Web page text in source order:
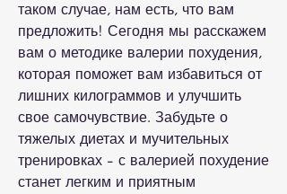
таком случае, нам есть, что вам
предложить! Сегодня мы расскажем
вам о методике валерии похудения,
которая поможет вам избавиться от
лишних килограммов и улучшить
свое самочувствие. Забудьте о
тяжелых диетах и мучительных
тренировках - с валерией похудение
станет легким и приятным